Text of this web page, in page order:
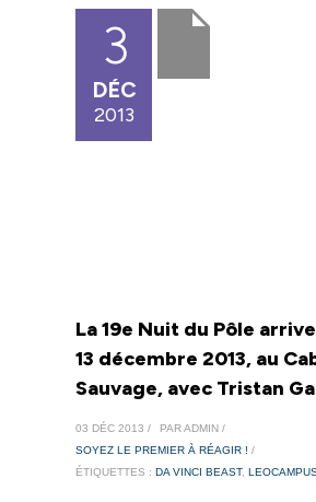
3
DÉC
2013
La 19e Nuit du Pôle
13 décembre 2013, au
Sauvage, avec Tristan
03 DÉC 2013 /
PAR ADMIN /
SOYEZ LE PREMIER À RÉAGIR ! /
ÉTIQUETTES : DA VINCI BEAST,